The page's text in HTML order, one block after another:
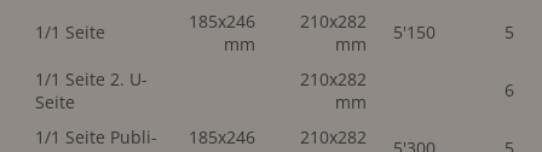
1/1 Seite
185x246
mm
210x282
mm
5'150
1/1 Seite 2. U-
Seite
210x282
mm
1/1 Seite Publi-
185x246
210x282